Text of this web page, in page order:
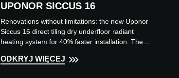
UPONOR SICCUS 16
Renovations without limitations: the new Uponor
Siccus 16 direct tiling dry underfloor radiant
heating system for 40% faster installation. The
ODKRYJ WIĘCEJ